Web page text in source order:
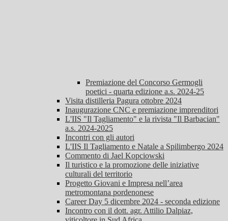
Premiazione del Concorso Germogli
poetici - quarta edizione a.s. 2024-25
Visita distilleria Pagura ottobre 2024
Inaugurazione CNC e premiazione imprenditori
L'IIS "Il Tagliamento" e la rivista "Il Barbacian"
a.s. 2024-2025
Incontri con gli autori
L'IIS Il Tagliamento e Natale a Spilimbergo 2024
Commento di Jael Kopciowski
Il turistico e la promozione delle iniziative
culturali del territorio
Progetto Giovani e Impresa nell’area
metromontana pordenonese
Career Day 5 dicembre 2024 - seconda edizione
Incontro con il dott. agr. Attilio Dalpiaz,